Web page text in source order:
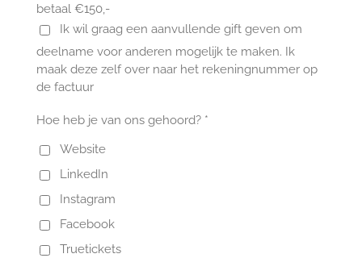
betaal €150,-
Ik wil graag een aanvullende gift geven om
deelname voor anderen mogelijk te maken. Ik
maak deze zelf over naar het rekeningnummer op
de factuur
Hoe heb je van ons gehoord? *
Website
LinkedIn
Instagram
Facebook
Truetickets